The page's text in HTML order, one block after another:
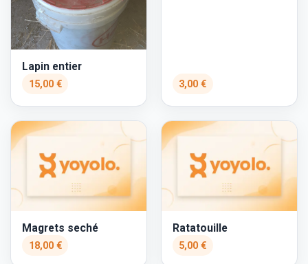
Lapin entier
15,00 € 3,00 €
Magrets seché
18,00 €
Ratatouille
5,00 €